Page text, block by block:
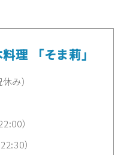
理 「そま莉」
み）
）
）